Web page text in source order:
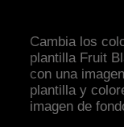
Cambia los
plantilla Fruit
con una
plantilla y
imagen de